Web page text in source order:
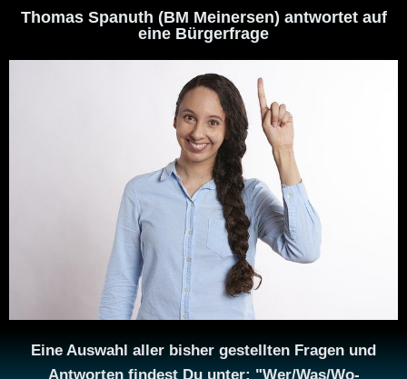
Thomas Spanuth (BM Meinersen) antwortet auf
eine Bürgerfrage
Eine Auswahl aller bisher gestellten Fragen und
Antworten findest Du unter: "Wer/Was/Wo-